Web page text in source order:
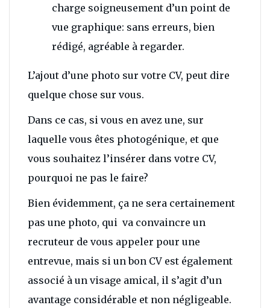
charge soigneusement d’un point de
vue graphique: sans erreurs, bien
rédigé, agréable à regarder.
L’ajout d’une photo sur votre CV, peut dire
quelque chose sur vous.
Dans ce cas, si vous en avez une, sur
laquelle vous êtes photogénique, et que
vous souhaitez l’insérer dans votre CV,
pourquoi ne pas le faire?
Bien évidemment, ça ne sera certainement
pas une photo, qui va convaincre un
recruteur de vous appeler pour une
entrevue, mais si un bon CV est également
associé à un visage amical, il s’agit d’un
avantage considérable et non négligeable.